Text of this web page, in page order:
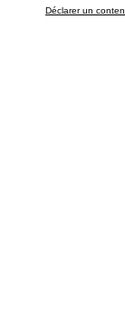
Déclarer un